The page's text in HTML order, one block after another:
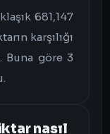
681,147
karşılığı
Buna göre 3
nasıl